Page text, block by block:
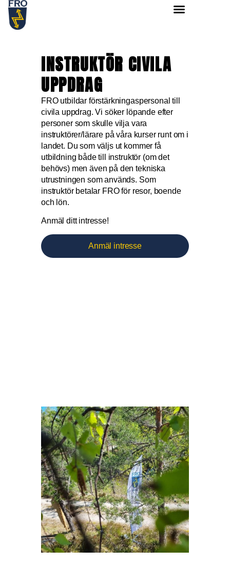
INSTRUKTÖR CIVILA
UPPDRAG
FRO utbildar förstärkningaspersonal till
civila uppdrag. Vi söker löpande efter
personer som skulle vilja vara
instruktörer/lärare på våra kurser runt om i
landet. Du som väljs ut kommer få
utbildning både till instruktör (om det
behövs) men även på den tekniska
utrustningen som används. Som
instruktör betalar FRO för resor, boende
och lön.
Anmäl ditt intresse!
Anmäl intresse